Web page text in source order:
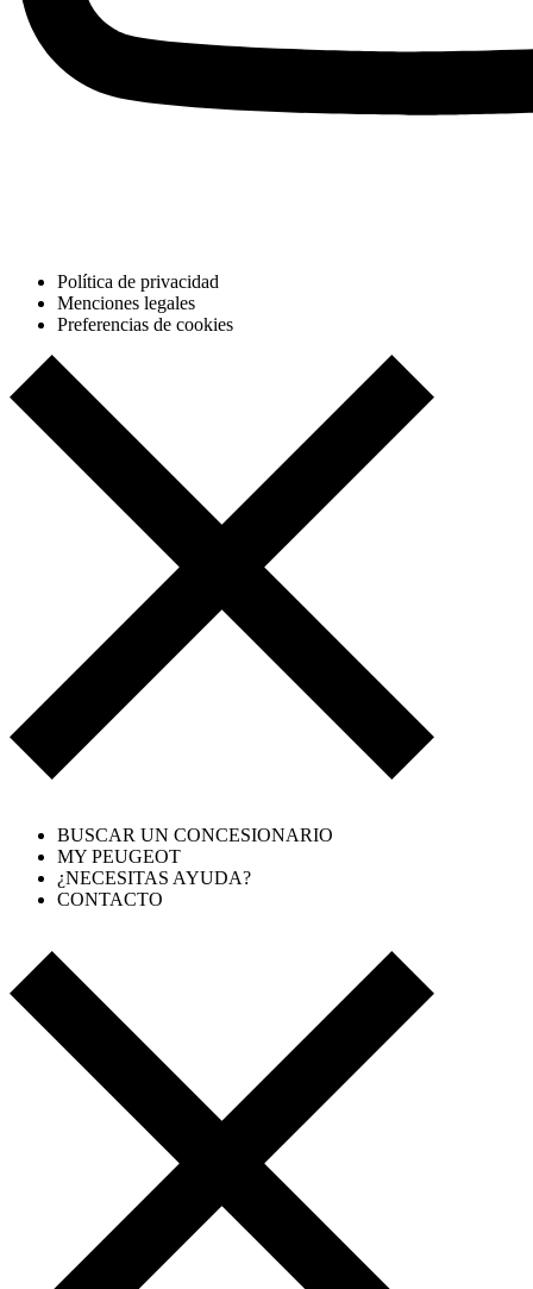
Política de privacidad
Menciones legales
Preferencias de cookies
BUSCAR UN CONCESIONARIO
MY PEUGEOT
¿NECESITAS AYUDA?
CONTACTO
1